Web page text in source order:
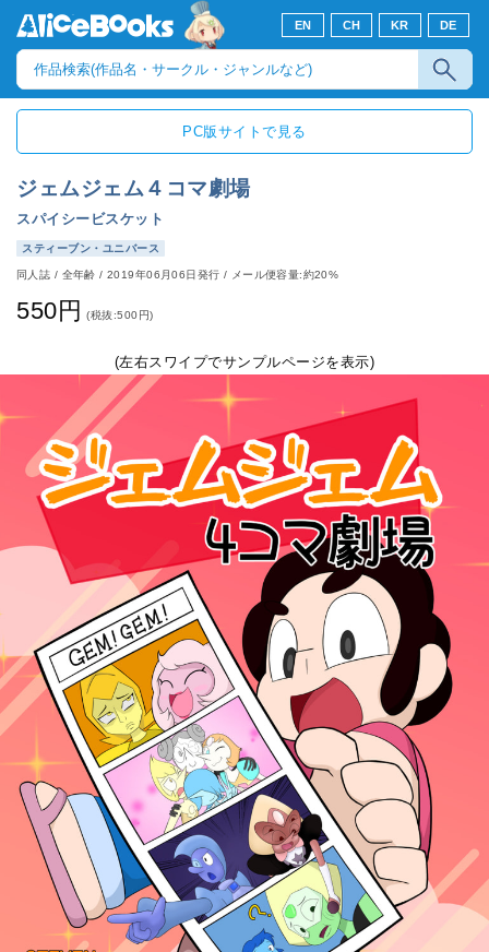
EN CH KR DE
PC版サイトで見る
ジェムジェム４コマ劇場
スパイシービスケット
スティーブン・ユニバース
同人誌 / 全年齢/2019年06月06日発行 / メール便容量:約20%
550円 (税抜:500円)
(左右スワイプでサンプルページを表示)